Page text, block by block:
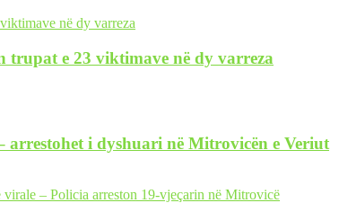
trupat e 23 viktimave në dy varreza
arrestohet i dyshuari në Mitrovicën e Veriut